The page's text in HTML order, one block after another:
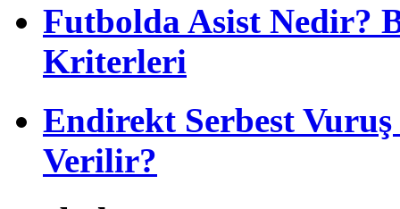
Futbolda Asist Nedir?
Kriterleri
Endirekt Serbest
Verilir?